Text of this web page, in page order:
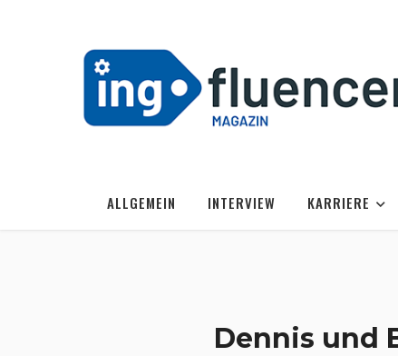
ALLGEMEIN INTERVIEW KARRIERE
Dennis und